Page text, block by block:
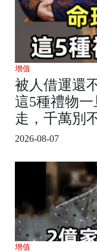
增值
被人借運還
這5種禮物
走，千萬別
2026-08-07
增值